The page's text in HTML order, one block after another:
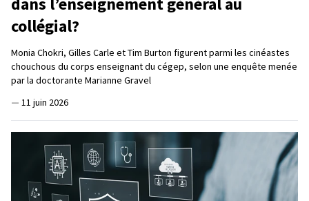
collégial?
Monia Chokri, Gilles Carle et Tim Burton figurent parmi les cinéastes
chouchous du corps enseignant du cégep, selon une enquête menée
par la doctorante Marianne Gravel
— 11 juin 2026